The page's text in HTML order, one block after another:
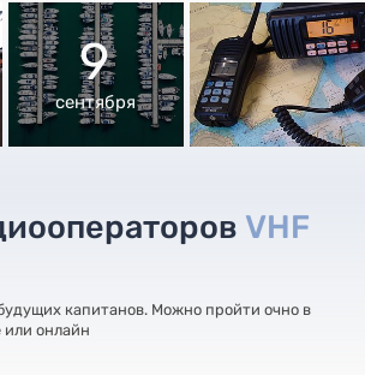
9
сентября
VHF
капитанов. Можно пройти очно в
или онлайн